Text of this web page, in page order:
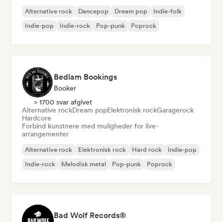
Alternative rock Dancepop Dream pop
Indie-folk
Indie-pop
Indie-rock Pop-punk Poprock
Bedlam Bookings
Booker
> 1700 svar afgivet
Alternative rockDream popElektronisk rockGaragerock
Hardcore
Forbind kunstnere med muligheder for live-
arrangementer
Alternative rock Elektronisk rock Hard rock
Indie-pop
Indie-rock
Melodisk metal Pop-punk Poprock
Bad Wolf Records®